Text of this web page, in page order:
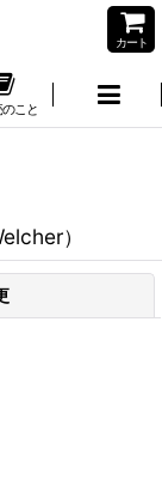
カート
こと
）